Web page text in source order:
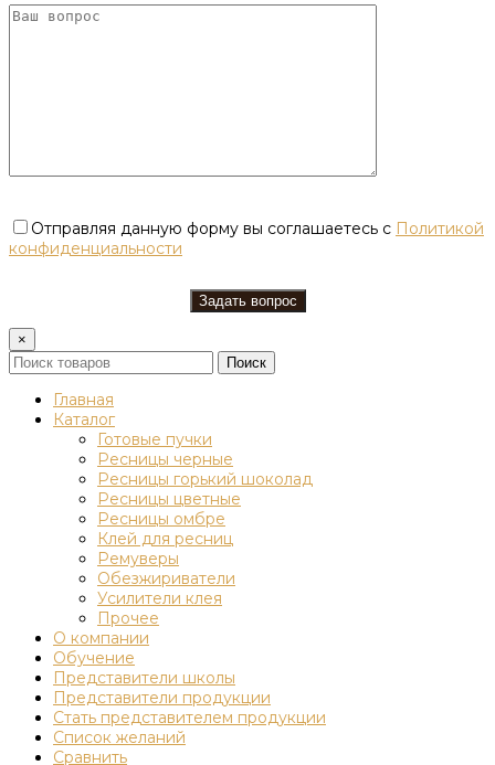
Отправляя данную форму вы соглашаетесь с Политикой
конфиденциальности
×
Поиск
Главная
Каталог
Готовые пучки
Ресницы черные
Ресницы горький шоколад
Ресницы цветные
Ресницы омбре
Клей для ресниц
Ремуверы
Обезжириватели
Усилители клея
Прочее
О компании
Обучение
Представители школы
Представители продукции
Стать представителем продукции
Список желаний
Сравнить